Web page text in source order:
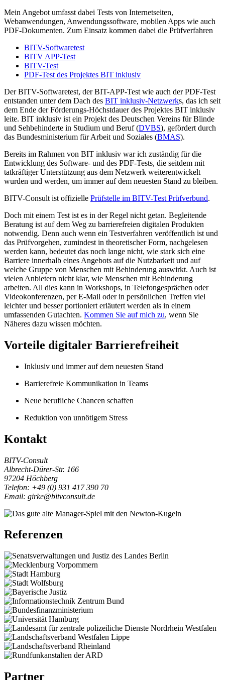
Mein Angebot umfasst dabei Tests von Internetseiten,
Webanwendungen, Anwendungssoftware, mobilen Apps wie auch
PDF-Dokumenten. Zum Einsatz kommen dabei die Prüfverfahren
BITV-Softwaretest
BITV APP-Test
BITV-Test
PDF-Test des Projektes BIT inklusiv
Der BITV-Softwaretest, der BIT-APP-Test wie auch der PDF-Test
entstanden unter dem Dach des BIT inklusiv-Netzwerks, das ich seit
dem Ende der Förderungs-Höchstdauer des Projektes BIT inklusiv
leite. BIT inklusiv ist ein Projekt des Deutschen Vereins für Blinde
und Sehbehinderte in Studium und Beruf (DVBS), gefördert durch
das Bundesministerium für Arbeit und Soziales (BMAS).
Bereits im Rahmen von BIT inklusiv war ich zuständig für die
Entwicklung des Software- und des PDF-Tests, die seitdem mit
tatkräftiger Unterstützung aus dem Netzwerk weiterentwickelt
wurden und werden, um immer auf dem neuesten Stand zu bleiben.
BITV-Consult ist offizielle Prüfstelle im BITV-Test Prüfverbund.
Doch mit einem Test ist es in der Regel nicht getan. Begleitende
Beratung ist auf dem Weg zu barrierefreien digitalen Produkten
notwendig. Denn auch wenn ein Testverfahren veröffentlich ist und
das Prüfvorgehen, zumindest in theoretischer Form, nachgelesen
werden kann, bedeutet das noch lange nicht, wie stark sich eine
Barriere innerhalb eines Angebots auf die Nutzbarkeit und auf
welche Gruppe von Menschen mit Behinderung auswirkt. Auch ist
vielen Anbietern nicht klar, wie Menschen mit Behinderung
arbeiten. All dies kann in Workshops, in Telefongesprächen oder
Videokonferenzen, per E-Mail oder in persönlichen Treffen viel
leichter und besser portioniert erläutert werden als in einem
umfassenden Gutachten. Kommen Sie auf mich zu, wenn Sie
Näheres dazu wissen möchten.
Vorteile digitaler Barrierefreiheit
Inklusiv und immer auf dem neuesten Stand
Barrierefreie Kommunikation in Teams
Neue berufliche Chancen schaffen
Reduktion von unnötigem Stress
Kontakt
BITV-Consult
Albrecht-Dürer-Str. 166
97204 Höchberg
Telefon: +49 (0) 931 417 390 70
Email: girke@bitvconsult.de
Referenzen
Partner